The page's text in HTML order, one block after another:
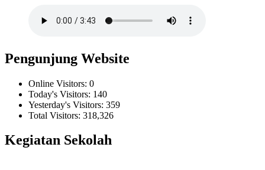
Pengunjung Website
Online Visitors: 0
Today's Visitors: 140
Yesterday's Visitors: 359
Total Visitors: 318,326
Kegiatan Sekolah